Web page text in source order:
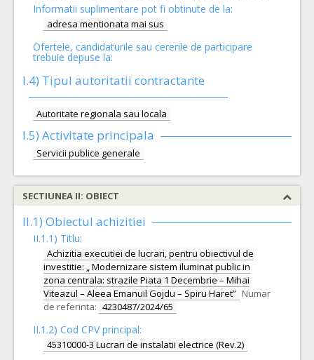
Informatii suplimentare pot fi obtinute de la:
adresa mentionata mai sus
Ofertele, candidaturile sau cererile de participare
trebuie depuse la:
I.4) Tipul autoritatii contractante
Autoritate regionala sau locala
I.5) Activitate principala
Servicii publice generale
SECTIUNEA II: OBIECT
II.1) Obiectul achizitiei
II.1.1) Titlu:
Achizitia executiei de lucrari, pentru obiectivul de
investitie: „ Modernizare sistem iluminat public in
zona centrala: strazile Piata 1 Decembrie – Mihai
Viteazul – Aleea Emanuil Gojdu – Spiru Haret” Numar
de referinta: 4230487/2024/65
II.1.2) Cod CPV principal:
45310000-3 Lucrari de instalatii electrice (Rev.2)